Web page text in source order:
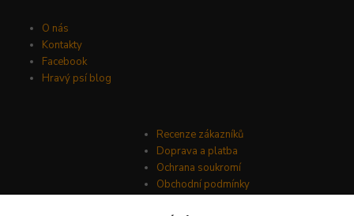
O nás
Kontakty
Facebook
Hravý psí blog
Recenze zákazníků
Doprava a platba
Ochrana soukromí
Obchodní podmínky